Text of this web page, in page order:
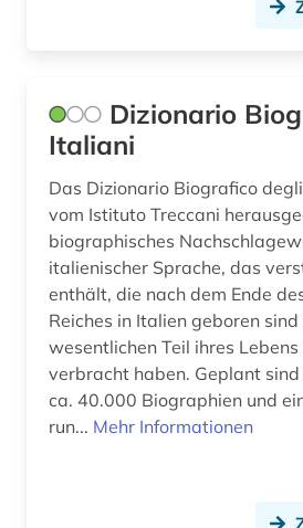
Dizionario
Italiani
Das Dizionario Biografico
vom Istituto Treccani
biographisches
italienischer Sprache, das
enthält, die nach dem Ende
Reiches in Italien geboren
wesentlichen Teil ihres
verbracht haben. Geplant
ca. 40.000 Biographien und
run... Mehr Informationen